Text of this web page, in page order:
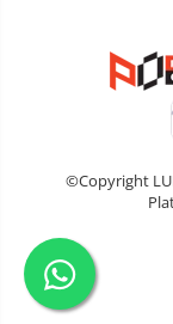
©Copyright